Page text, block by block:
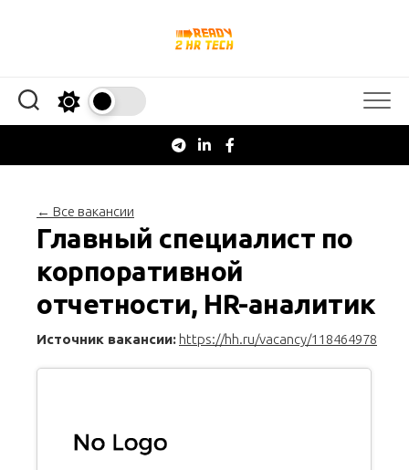
← Все вакансии
Главный специалист по
корпоративной
отчетности, HR-аналитик
Источник вакансии: https://hh.ru/vacancy/118464978